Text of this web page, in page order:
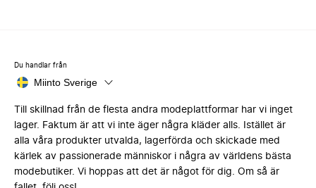
Du handlar från
Miinto Sverige
Till skillnad från de flesta andra modeplattformar har vi inget
lager. Faktum är att vi inte äger några kläder alls. Istället är
alla våra produkter utvalda, lagerförda och skickade med
kärlek av passionerade människor i några av världens bästa
modebutiker. Vi hoppas att det är något för dig. Om så är